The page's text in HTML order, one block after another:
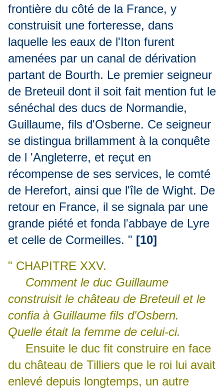
frontière du côté de la France, y
construisit une forteresse, dans
laquelle les eaux de l'Iton furent
amenées par un canal de dérivation
partant de Bourth. Le premier seigneur
de Breteuil dont il soit fait mention fut le
sénéchal des ducs de Normandie,
Guillaume, fils d'Osberne. Ce seigneur
se distingua brillamment à la conquête
de l 'Angleterre, et reçut en
récompense de ses services, le comté
de Herefort, ainsi que l'île de Wight. De
retour en France, il se signala par une
grande piété et fonda l'abbaye de Lyre
et celle de Cormeilles. " [10]
" CHAPITRE XXV.
Comment le duc Guillaume
construisit le château de Breteuil et le
confia à Guillaume fils d'Osbern.
Quelle était la femme de celui-ci.
Ensuite le duc fit construire en face
du château de Tilliers que le roi lui avait
enlevé depuis longtemps, un autre